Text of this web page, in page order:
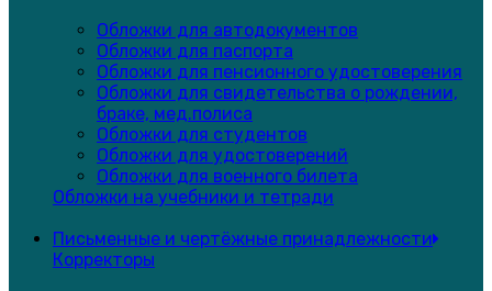
Обложки для автодокументов
Обложки для паспорта
Обложки для пенсионного удостоверения
Обложки для свидетельства о рождении,
браке, мед.полиса
Обложки для студентов
Обложки для удостоверений
Обложки для военного билета
Обложки на учебники и тетради
Письменные и чертёжные принадлежности
Корректоры